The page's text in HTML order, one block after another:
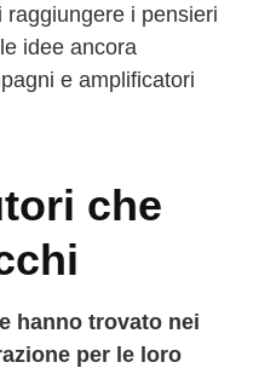
i pensieri
idee ancora
e amplificatori
che
hanno trovato nei
per le loro